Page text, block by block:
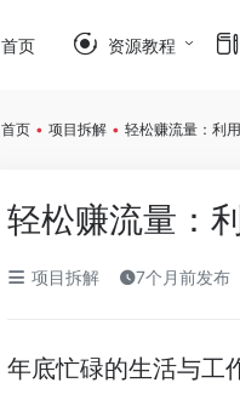
首页 资源教程
首页 • 项目拆解 • 轻松赚流量：利
轻松赚流量：
项目拆解 7个月前发布
年底忙碌的生活与工